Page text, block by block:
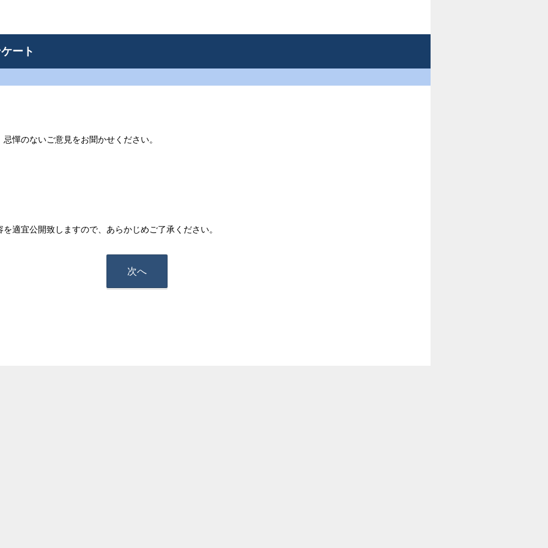
ート
憚のないご意見をお聞かせください。
適宜公開致しますので、あらかじめご了承ください。
次へ